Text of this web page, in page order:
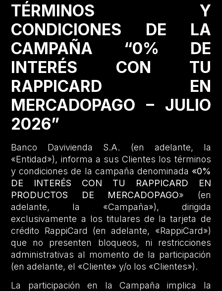
TÉRMINOS Y
CONDICIONES DE LA
CAMPAÑA “0% DE
INTERÉS CON TU
RAPPICARD EN
MERCADOPAGO – JULIO
2026”
Banco Davivienda S.A. (en adelante, la
«Entidad»), informa a sus Clientes los términos
y condiciones de la campaña denominada «0%
DE INTERÉS CON TU RAPPICARD EN
PRODUCTOS DE MERCADOPAGO» (en
adelante, la «Campaña»), dirigida
exclusivamente a los titulares de la tarjeta de
crédito RappiCard (en adelante, «RappiCard»)
que no presenten bloqueos, ni restricciones
administrativas al momento de la participación
(en adelante, el «Cliente» y/o los «Clientes»).
La participación en la Campaña implica la